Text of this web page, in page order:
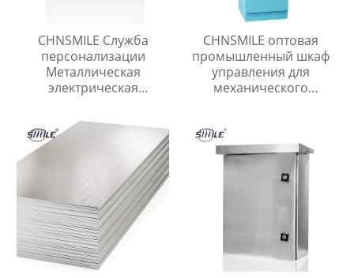
CHNSMILE Служба
персонализации
Металлическая
электрическая
коробка
CHNSMILE оптовая
промышленный шкаф
управления для
механического
популярной скидкой